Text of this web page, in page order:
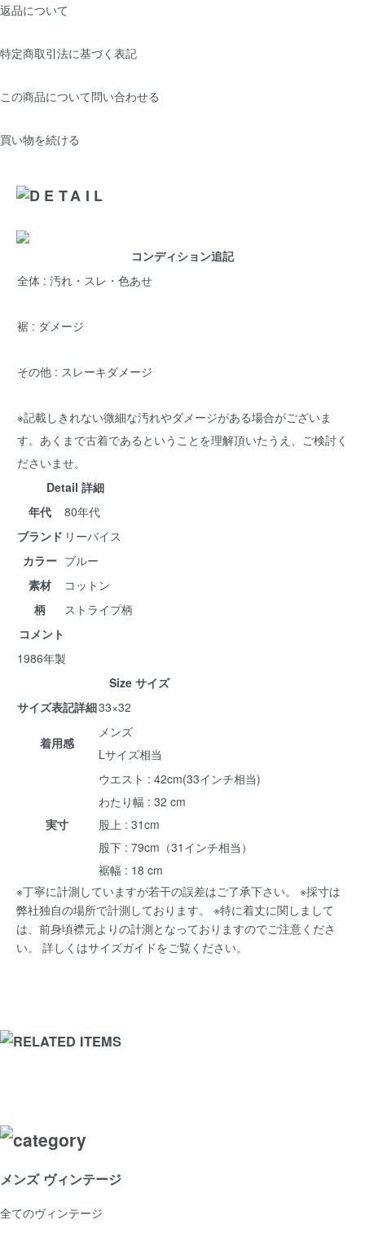
返品について
特定商取引法に基づく表記
この商品について問い合わせる
買い物を続ける
コンディション追記
全体 : 汚れ・スレ・色あせ
裾 : ダメージ
その他 : スレーキダメージ
※記載しきれない微細な汚れやダメージがある場合がございま
す。あくまで古着であるということを理解頂いたうえ、ご検討く
ださいませ。
Detail 詳細
年代
80年代
ブランド リーバイス
カラー ブルー
素材
コットン
柄
ストライプ柄
コメント
1986年製
Size サイズ
サイズ表記詳細33×32
着用感
メンズ
Lサイズ相当
実寸
ウエスト : 42cm(33インチ相当)
わたり幅 : 32 cm
股上 : 31cm
股下 : 79cm（31インチ相当）
裾幅 : 18 cm
※丁寧に計測していますが若干の誤差はご了承下さい。 ※採寸は
弊社独自の場所で計測しております。 ※特に着丈に関しまして
は、前身頃襟元よりの計測となっておりますのでご注意くださ
い。 詳しくはサイズガイドをご覧ください。
メンズ ヴィンテージ
全てのヴィンテージ